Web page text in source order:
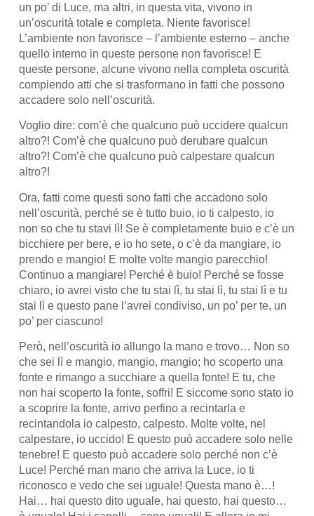
un po’ di Luce, ma altri, in questa vita, vivono in
un’oscurità totale e completa. Niente favorisce!
L’ambiente non favorisce – l’ambiente esterno – anche
quello interno in queste persone non favorisce! E
queste persone, alcune vivono nella completa oscurità
compiendo atti che si trasformano in fatti che possono
accadere solo nell’oscurità.
Voglio dire: com’è che qualcuno può uccidere qualcun
altro?! Com’è che qualcuno può derubare qualcun
altro?! Com’è che qualcuno può calpestare qualcun
altro?!
Ora, fatti come questi sono fatti che accadono solo
nell’oscurità, perché se è tutto buio, io ti calpesto, io
non so che tu stavi lì! Se è completamente buio e c’è un
bicchiere per bere, e io ho sete, o c’è da mangiare, io
prendo e mangio! E molte volte mangio parecchio!
Continuo a mangiare! Perché è buio! Perché se fosse
chiaro, io avrei visto che tu stai lì, tu stai lì, tu stai lì e tu
stai lì e questo pane l’avrei condiviso, un po’ per te, un
po’ per ciascuno!
Però, nell’oscurità io allungo la mano e trovo… Non so
che sei lì e mangio, mangio, mangio; ho scoperto una
fonte e rimango a succhiare a quella fonte! E tu, che
non hai scoperto la fonte, soffri! E siccome sono stato io
a scoprire la fonte, arrivo perfino a recintarla e
recintandola io calpesto, calpesto. Molte volte, nel
calpestare, io uccido! E questo può accadere solo nelle
tenebre! E questo può accadere solo perché non c’è
Luce! Perché man mano che arriva la Luce, io ti
riconosco e vedo che sei uguale! Questa mano è…!
Hai… hai questo dito uguale, hai questo, hai questo…